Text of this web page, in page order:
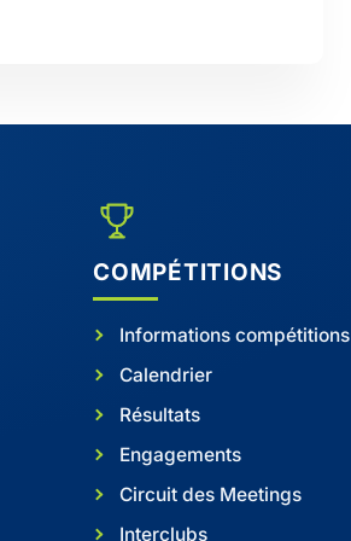
COMPÉTITIONS
Informations compétitions
Calendrier
Résultats
Engagements
Circuit des Meetings
Interclubs